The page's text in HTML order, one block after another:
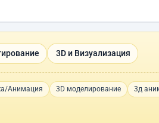
3D и Визуализация
Анимация 3D моделирование 3д